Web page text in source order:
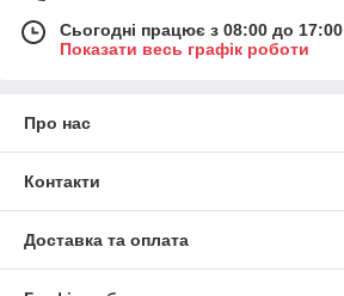
Сьогодні працює з 08:00 до 17:00
Показати весь графік роботи
Про нас
Контакти
Доставка та оплата